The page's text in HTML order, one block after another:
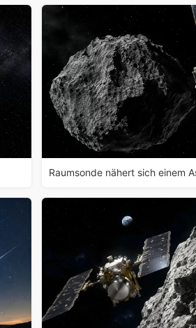
Raumsonde nähert sich einem